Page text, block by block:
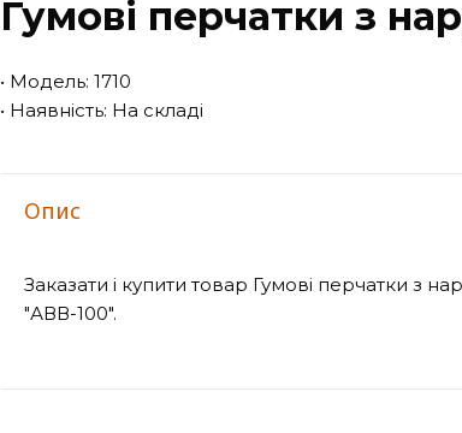
Гумові перчатки з
• Модель: 1710
• Наявність: На складі
Опис
Заказати і купити товар Гумові перчатки з
"АВВ-100".